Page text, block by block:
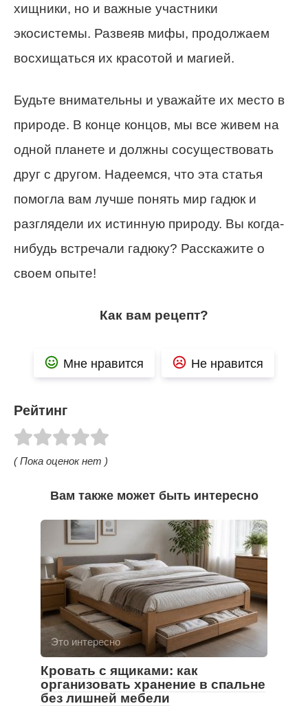
хищники, но и важные участники
экосистемы. Развеяв мифы, продолжаем
восхищаться их красотой и магией.
Будьте внимательны и уважайте их место в
природе. В конце концов, мы все живем на
одной планете и должны сосуществовать
друг с другом. Надеемся, что эта статья
помогла вам лучше понять мир гадюк и
разглядели их истинную природу. Вы когда-
нибудь встречали гадюку? Расскажите о
своем опыте!
Как вам рецепт?
Мне нравится Не нравится
Рейтинг
( Пока оценок нет )
Вам также может быть интересно
Это интересно
Кровать с ящиками: как
организовать хранение в спальне
без лишней мебели